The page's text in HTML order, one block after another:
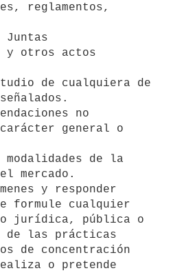
reglamentos,
Juntas
y otros actos
de cualquiera de
no
general o
de la
mercado.
y responder
formule cualquier
jurídica, pública o
de las prácticas
de concentración
o pretende